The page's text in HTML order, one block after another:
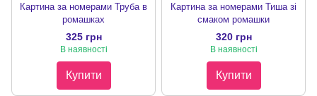
Картина за номерами Труба в
ромашках
325 грн
В наявності
Купити
Картина за номерами Тиша зі
смаком ромашки
320 грн
В наявності
Купити